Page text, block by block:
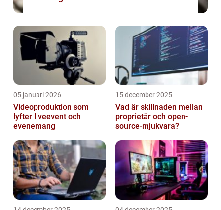
05 januari 2026
Videoproduktion som
lyfter liveevent och
evenemang
15 december 2025
Vad är skillnaden mellan
proprietär och open-
source-mjukvara?